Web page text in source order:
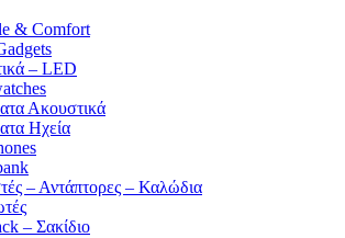
& Comfort
– LED
Ακουστικά
Ηχεία
– Αντάπτορες – Καλώδια
– Σακίδιο